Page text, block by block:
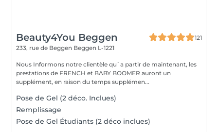
Beauty4You Beggen
121
233, rue de Beggen Beggen L-1221
Nous Informons notre clientèle qu`a partir de maintenant, les
prestations de FRENCH et BABY BOOMER auront un
supplément, en raison du temps supplémen...
Pose de Gel (2 déco. Inclues)
Remplissage
Pose de Gel Étudiants (2 déco inclues)